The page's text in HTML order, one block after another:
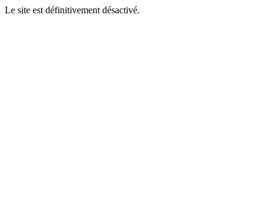
Le site est définitivement désactivé.